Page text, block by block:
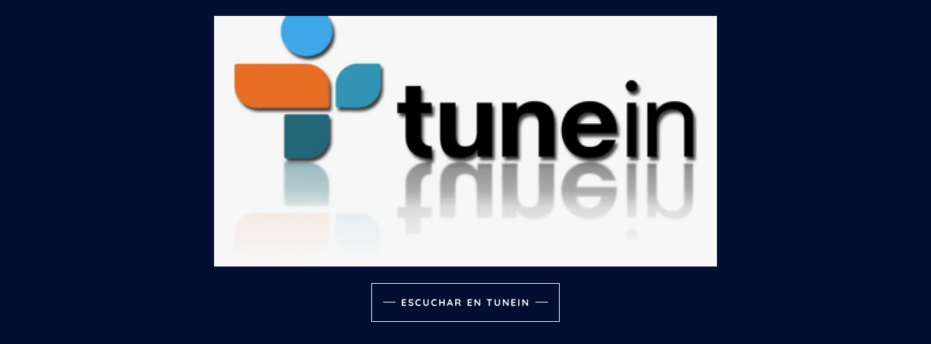
ESCUCHAR EN TUNEIN